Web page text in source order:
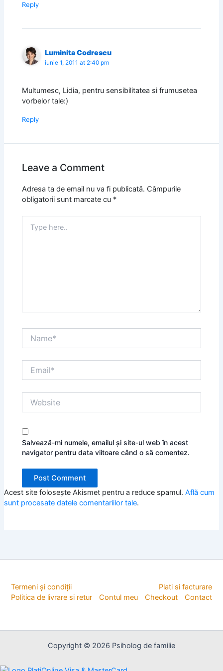
Reply
Luminita Codrescu
iunie 1, 2011 at 2:40 pm
Multumesc, Lidia, pentru sensibilitatea si frumusetea
vorbelor tale:)
Reply
Leave a Comment
Adresa ta de email nu va fi publicată. Câmpurile
obligatorii sunt marcate cu *
here..
Salvează-mi numele, emailul și site-ul web în acest
navigator pentru data viitoare când o să comentez.
Acest site folosește Akismet pentru a reduce spamul. Află cum
sunt procesate datele comentariilor tale.
Termeni și condiții
Plati si facturare
Politica de livrare si retur
Contul meu Checkout Contact
Copyright © 2026 Psiholog de familie